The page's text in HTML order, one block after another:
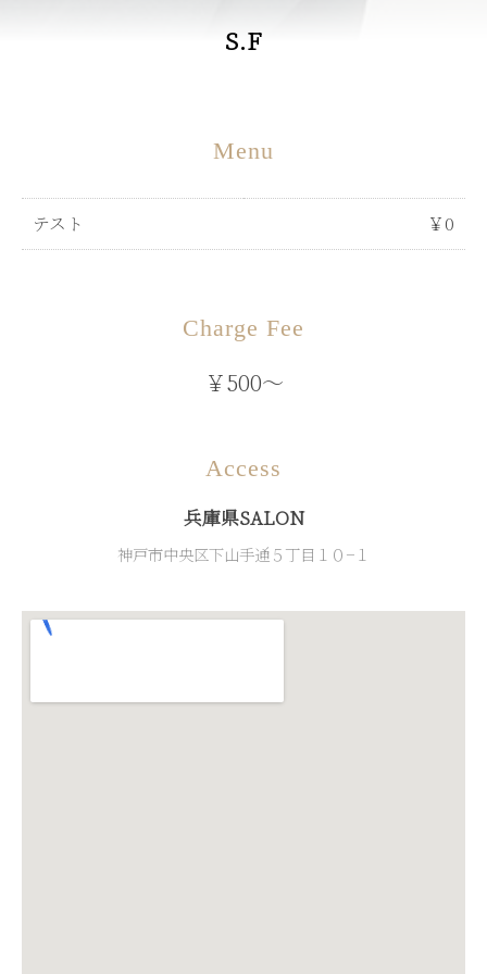
S.F
Menu
テスト ￥0
Charge Fee
￥500～
Access
兵庫県SALON
神戸市中央区下山手通５丁目１０−１